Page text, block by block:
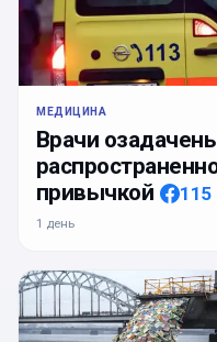
МЕДИЦИНА
Врачи
привычкой
115
1 день